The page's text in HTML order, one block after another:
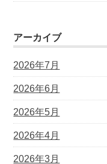
アーカイブ
2026年7月
2026年6月
2026年5月
2026年4月
2026年3月